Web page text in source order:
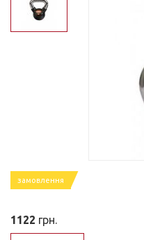
замовлення
1122 грн.